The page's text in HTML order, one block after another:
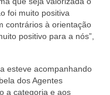
foi muito positiva
contrários à orientação
positivo para a nós”,
esteve acompanhando
dos Agentes
a categoria e aos